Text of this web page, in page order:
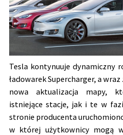
Tesla kontynuuje dynamiczny
ładowarek Supercharger, a
nowa aktualizacja mapy,
istniejące stacje, jak i te w
stronie producenta
w której użytkownicy mogą